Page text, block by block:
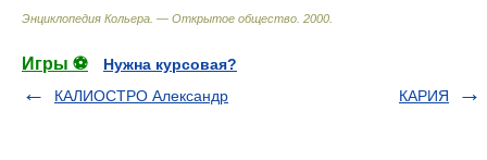
Энциклопедия Кольера. — Открытое общество 2000
Игры ⚽
Нужна курсовая?
КАЛИОСТРО Александр
КАРИЯ